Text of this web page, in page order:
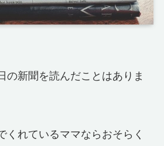
の新聞を読んだことはありま
くれているママならおそらく